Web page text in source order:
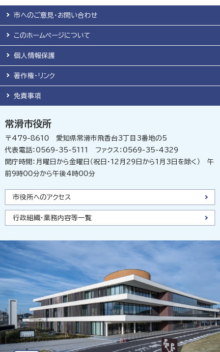
市へのご意見・お問い合わせ
このホームページについて
個人情報保護
著作権・リンク
免責事項
常滑市役所
〒479-8610 愛知県常滑市飛香台3丁目3番地の5
代表電話：0569-35-5111 ファクス：0569-35-4329
開庁時間：月曜日から金曜日（祝日・12月29日から1月3日を除く） 午
前9時00分から午後4時00分
市役所へのアクセス
行政組織・業務内容等一覧